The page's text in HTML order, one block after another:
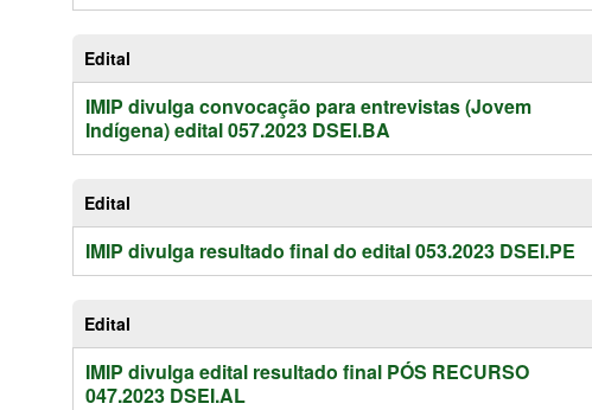
Edital
IMIP divulga convocação para entrevistas (Jovem
Indígena) edital 057.2023 DSEI.BA
Edital
IMIP divulga resultado final do edital 053.2023 DSEI.PE
Edital
IMIP divulga edital resultado final PÓS RECURSO
047.2023 DSEI.AL